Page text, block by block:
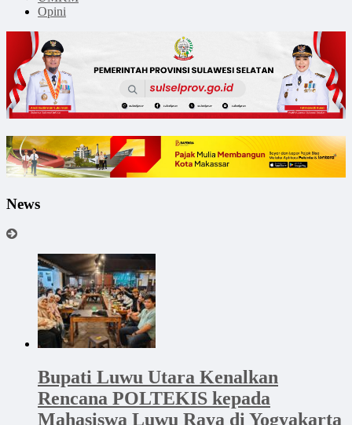
Opini
News
Bupati Luwu Utara Kenalkan
Rencana POLTEKIS kepada
Mahasiswa Luwu Raya di Yogyakarta